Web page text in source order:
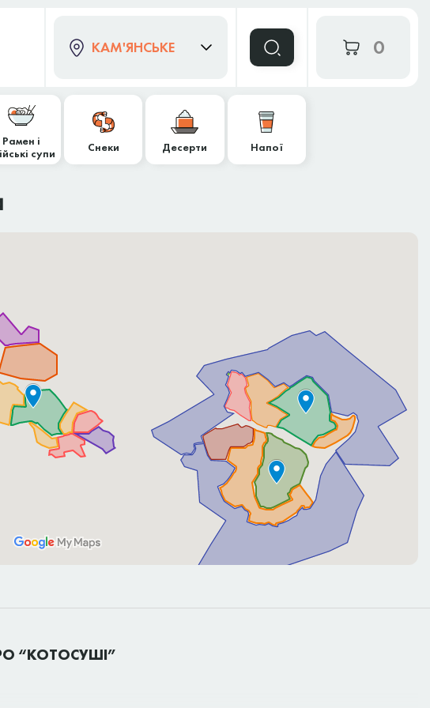
КАМ'ЯНСЬКЕ 0
Рамен і
супи
Снеки Десерти Напої
“КОТОСУШІ”